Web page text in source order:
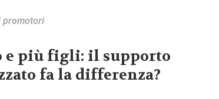
promotori
e più figli: il supporto
fa la differenza?